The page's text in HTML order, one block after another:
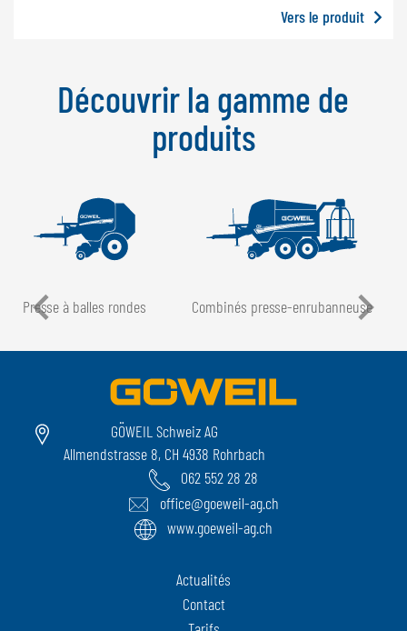
Vers le produit
Découvrir la gamme de
produits
Presse à balles rondes Combinés presse-enrubanneuse
GÖWEIL Schweiz AG
Allmendstrasse 8, CH 4938 Rohrbach
062 552 28 28
office@goeweil-ag.ch
www.goeweil-ag.ch
Actualités
Contact